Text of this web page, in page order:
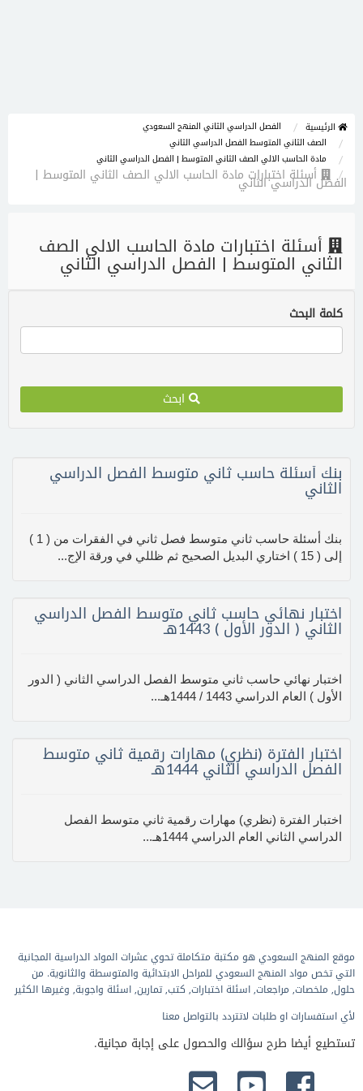
الرئيسية
الفصل الدراسي الثاني المنهج السعودي
الصف الثاني المتوسط الفصل الدراسي الثاني
مادة الحاسب الالي الصف الثاني المتوسط | الفصل الدراسي الثاني
أسئلة اختبارات مادة الحاسب الالي الصف الثاني المتوسط |
الفصل الدراسي الثاني
أسئلة اختبارات مادة الحاسب الالي الصف
الثاني المتوسط | الفصل الدراسي الثاني
كلمة البحث
ابحث
بنك أسئلة حاسب ثاني متوسط الفصل الدراسي
الثاني
بنك أسئلة حاسب ثاني متوسط فصل ثاني في الفقرات من ( 1 )
إلى ( 15 ) اختاري البديل الصحيح ثم ظللي في ورقة الإج...
اختبار نهائي حاسب ثاني متوسط الفصل الدراسي
الثاني ( الدور الأول ) 1443هـ
اختبار نهائي حاسب ثاني متوسط الفصل الدراسي الثاني ( الدور
الأول ) العام الدراسي 1443 / 1444هـ...
اختبار الفترة (نظري) مهارات رقمية ثاني متوسط
الفصل الدراسي الثاني 1444هـ
اختبار الفترة (نظري) مهارات رقمية ثاني متوسط الفصل
الدراسي الثاني العام الدراسي 1444هـ...
موقع المنهج السعودي هو مكتبة متكاملة تحوي عشرات المواد الدراسية المجانية
التي تخص مواد المنهج السعودي للمراحل الابتدائية والمتوسطة والثانوية. من
حلول, ملخصات, مراجعات, اسئلة اختبارات, كتب, تمارين, اسئلة واجوبة, وغيرها الكثير
لأي استفسارات او طلبات لاتتردد بالتواصل معنا
تستطيع أيضا طرح سؤالك والحصول على إجابة مجانية.